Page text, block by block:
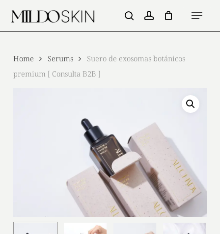
main
searchaccount
Menu
Home Serums
Suero de exosomas botánicos
premium [ Consulta B2B ]